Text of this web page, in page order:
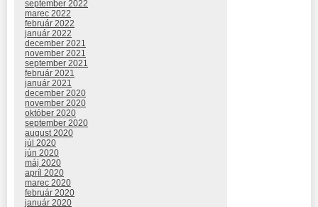
september 2022
marec 2022
február 2022
január 2022
december 2021
november 2021
september 2021
február 2021
január 2021
december 2020
november 2020
október 2020
september 2020
august 2020
júl 2020
jún 2020
máj 2020
apríl 2020
marec 2020
február 2020
január 2020